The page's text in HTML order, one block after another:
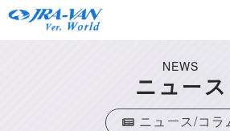
NEWS
ニュース
ニュース/コラ